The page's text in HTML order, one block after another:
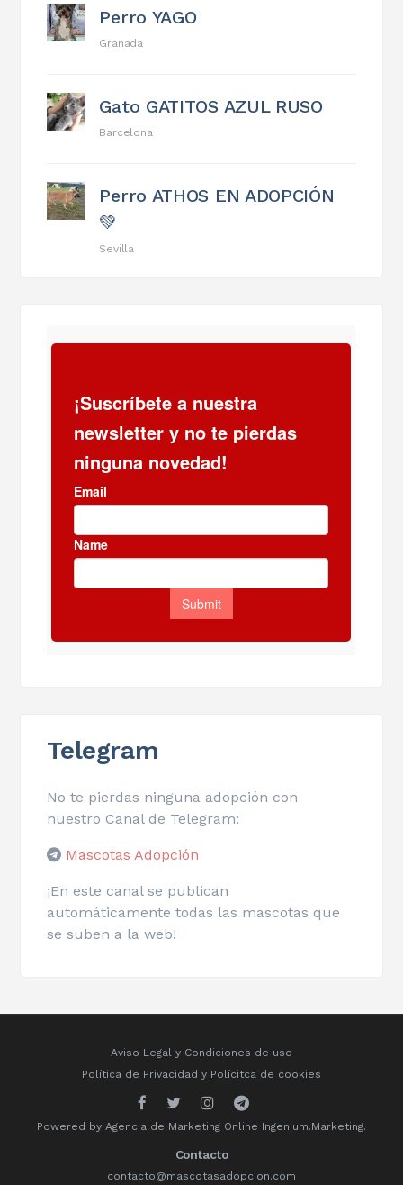
Perro YAGO
Granada
Gato GATITOS AZUL RUSO
Barcelona
Perro ATHOS EN ADOPCIÓN
💚
Sevilla
Telegram
No te pierdas ninguna adopción con
nuestro Canal de Telegram:
Mascotas Adopción
¡En este canal se publican
automáticamente todas las mascotas que
se suben a la web!
Aviso Legal y Condiciones de uso
Política de Privacidad y Polícitca de cookies
Powered by Agencia de Marketing Online Ingenium.Marketing.
Contacto
contacto@mascotasadopcion.com